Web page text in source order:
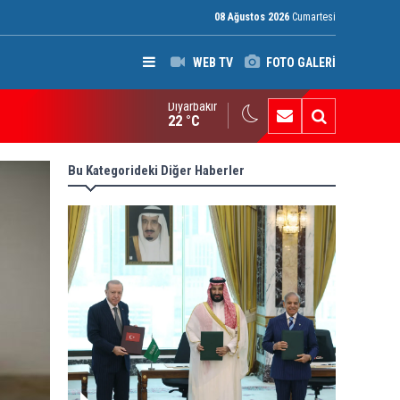
08 Ağustos 2026 Cumartesi
WEB TV FOTO GALERİ
Amiri'den silahlı gruplara çağrı: Suudi Arabistan ve ABD'nin
Diyarbakır
22 °C
Bu Kategorideki Diğer Haberler